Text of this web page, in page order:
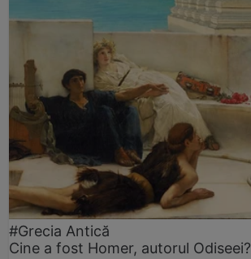
#Grecia Antică
Cine a fost Homer, autorul Odiseei?